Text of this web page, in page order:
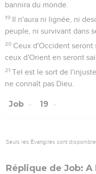
bannira du monde.
19 Il n'aura ni lignée, ni
peuple, ni survivant dans
20 Ceux d'Occident seront
ceux d'Orient en seront
21 Tel est le sort de
ne connaît pas Dieu.
Job 19
Seuls les Évangiles sont
Réplique de Job: